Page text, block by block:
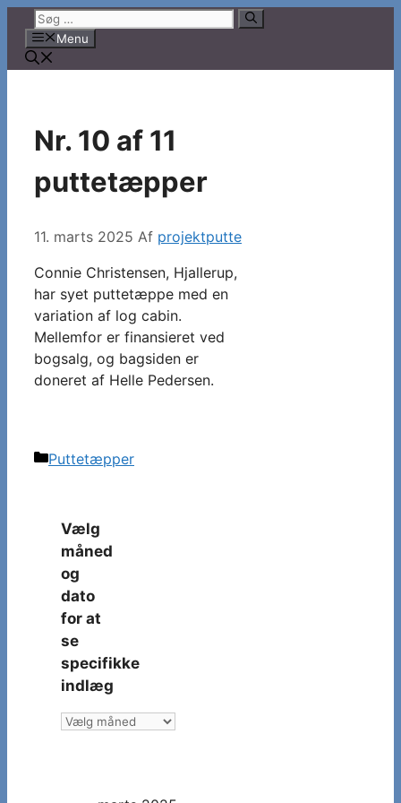
indhold
Søg
efter:Menu
Nr. 10 af 11
puttetæpper
11. marts 2025 Af projektputte
Connie Christensen, Hjallerup,
har syet puttetæppe med en
variation af log cabin.
Mellemfor er finansieret ved
bogsalg, og bagsiden er
doneret af Helle Pedersen.
Kategorier
Puttetæpper
Vælg
måned
og
dato
for at
se
specifikke
indlæg
Vælg